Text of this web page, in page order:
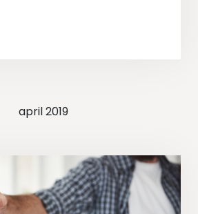
april 2019